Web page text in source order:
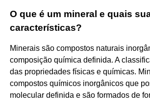
O que é um mineral e quais
características?
Minerais são compostos naturais
composição química definida. A
das propriedades físicas e químicas.
compostos químicos inorgânicos que
molecular definida e são formados de